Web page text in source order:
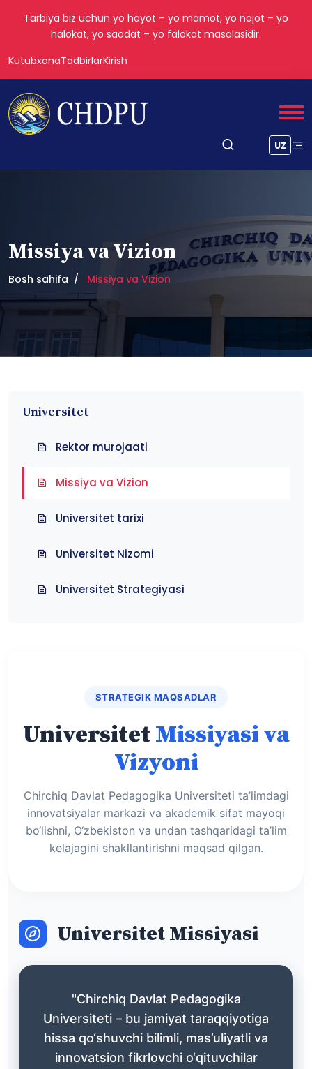
Tarbiya biz uchun yo hayot – yo mamot, yo najot – yo
halokat, yo saodat – yo falokat masalasidir.
KutubxonaTadbirlarKirish
UZ
Missiya va Vizion
Bosh sahifa Missiya va Vizion
Universitet
Rektor murojaati
Missiya va Vizion
Universitet tarixi
Universitet Nizomi
Universitet Strategiyasi
STRATEGIK MAQSADLAR
UniversitetMissiyasi va
Vizyoni
Chirchiq Davlat Pedagogika Universiteti ta’limdagi
innovatsiyalar markazi va akademik sifat mayoqi
bo‘lishni, O‘zbekiston va undan tashqaridagi ta’lim
kelajagini shakllantirishni maqsad qilgan.
Universitet Missiyasi
"Chirchiq Davlat Pedagogika
Universiteti – bu jamiyat taraqqiyotiga
hissa qo‘shuvchi bilimli, mas’uliyatli va
innovatsion fikrlovchi o‘qituvchilar